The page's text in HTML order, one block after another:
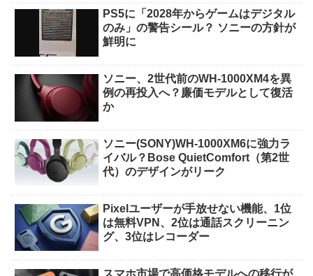
PS5に「2028年からゲームはデジタル
のみ」の警告シール？ ソニーの方針が
鮮明に
ソニー、2世代前のWH-1000XM4を異
例の再投入へ？廉価モデルとして復活
か
ソニー(SONY)WH-1000XM6に強力ラ
イバル？Bose QuietComfort（第2世
代）のデザインがリーク
Pixelユーザーが手放せない機能、1位
は無料VPN、2位は通話スクリーニン
グ、3位はレコーダー
スマホ市場で高価格モデルへの移行が